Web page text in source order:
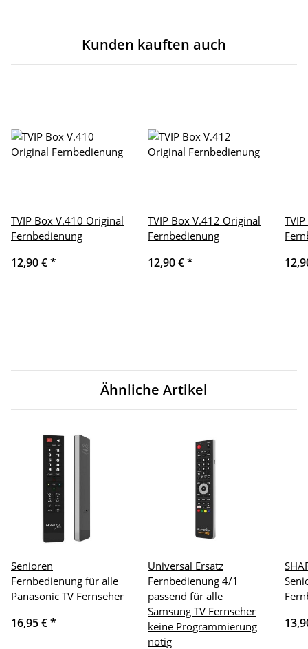
Kunden kauften auch
TVIP Box V.410 Original
Fernbedienung
12,90 €*
TVIP Box V.412 Original
Fernbedienung
12,90 €*
Ähnliche Artikel
Senioren
Fernbedienung für alle
Panasonic TV Fernseher
16,95 €*
Universal Ersatz
Fernbedienung 4/1
passend für alle
Samsung TV Fernseher
keine Programmierung
nötig